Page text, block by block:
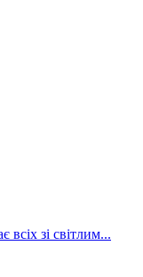
всіх зі світлим...